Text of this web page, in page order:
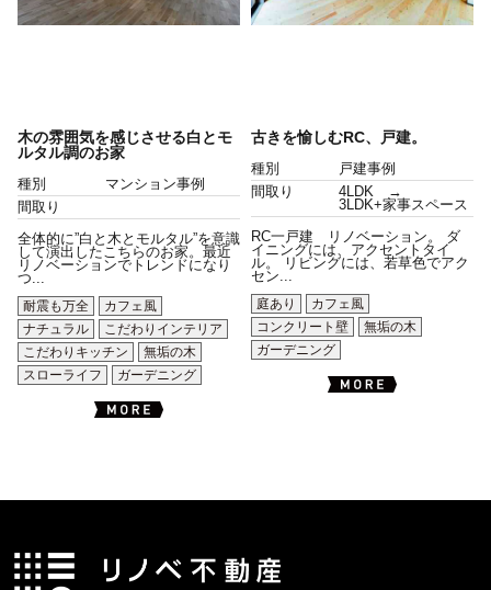
木の雰囲気を感じさせる白とモ
ルタル調のお家
種別
マンション事例
間取り
全体的に”白と木とモルタル”を意識
して演出したこちらのお家。最近
リノベーションでトレンドになり
つ...
耐震も万全
カフェ風
ナチュラル
こだわりインテリア
こだわりキッチン
無垢の木
スローライフ
ガーデニング
古きを愉しむRC、戸建。
種別
戸建事例
間取り
4LDK →
3LDK+家事スペース
RC一戸建 リノベーション。 ダ
イニングには、アクセントタイ
ル。 リビングには、若草色でアク
セン...
庭あり
カフェ風
コンクリート壁
無垢の木
ガーデニング